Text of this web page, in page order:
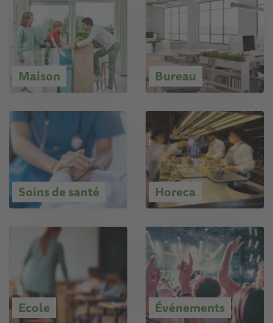
Maison Bureau
Soins de santé Horeca
Ecole Événements